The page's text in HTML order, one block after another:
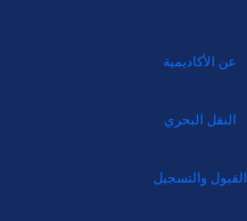
عن الأكاديمية
النقل البحري
القبول والتسجيل